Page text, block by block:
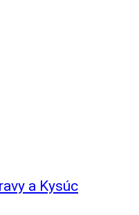
a Kysúc